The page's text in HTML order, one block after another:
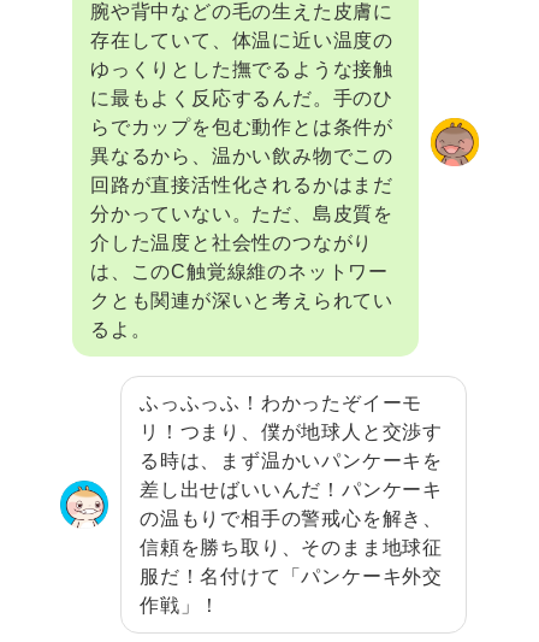
腕や背中などの毛の生えた皮膚に
存在していて、体温に近い温度の
ゆっくりとした撫でるような接触
に最もよく反応するんだ。手のひ
らでカップを包む動作とは条件が
異なるから、温かい飲み物でこの
回路が直接活性化されるかはまだ
分かっていない。ただ、島皮質を
介した温度と社会性のつながり
は、このC触覚線維のネットワー
クとも関連が深いと考えられてい
るよ。
ふっふっふ！わかったぞイーモ
リ！つまり、僕が地球人と交渉す
る時は、まず温かいパンケーキを
差し出せばいいんだ！パンケーキ
の温もりで相手の警戒心を解き、
信頼を勝ち取り、そのまま地球征
服だ！名付けて「パンケーキ外交
作戦」！